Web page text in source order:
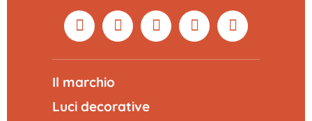
Il marchio
Luci decorative